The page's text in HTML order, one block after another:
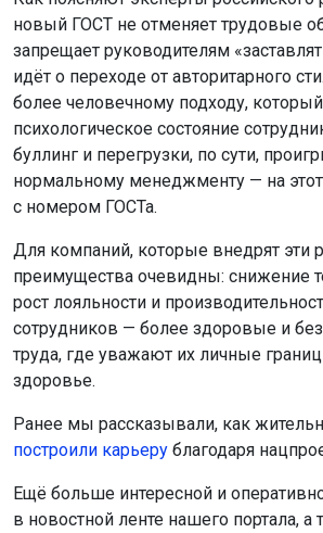
труда, где уважают их личные
Ранее мы рассказывали, как
построили карьерублагодаря
Ещё больше интересной и
в новостной ленте нашего портала,
каналеи сообществах ОТС-Горсайт в
Автор: Оксана Чешенок
публикации автора
ОТС-Горсайт Горсайт